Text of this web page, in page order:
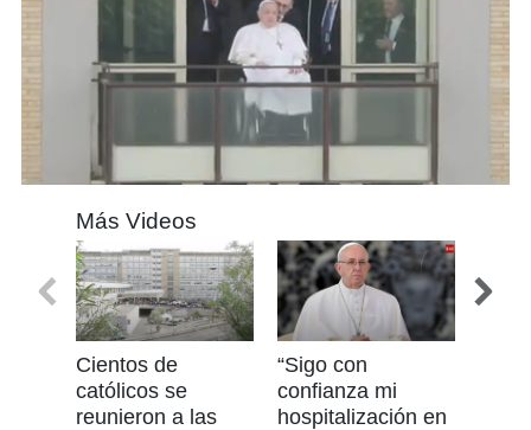
minute,
seconds
Más Videos
Cientos de
católicos se
reunieron a las
“Sigo con
confianza mi
hospitalización en